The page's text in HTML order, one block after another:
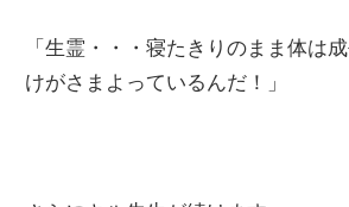
「生霊・・・寝たきりのまま体は
けがさまよっているんだ！」